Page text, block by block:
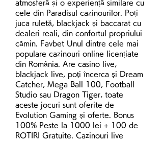
atmosferă și o experiență similare cu
cele din Paradisul cazinourilor. Poți
juca ruletă, blackjack și baccarat cu
dealeri reali, din confortul propriului
cămin. Favbet Unul dintre cele mai
populare cazinouri online licențiate
din România. Are casino live,
blackjack live, poți încerca și Dream
Catcher, Mega Ball 100, Football
Studio sau Dragon Tiger, toate
aceste jocuri sunt oferite de
Evolution Gaming și oferte. Bonus
100% Peste la 1000 lei + 100 de
ROTIRI Gratuite. Cazinouri live